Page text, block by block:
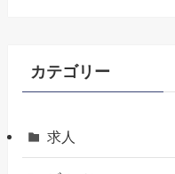
カテゴリー
求人